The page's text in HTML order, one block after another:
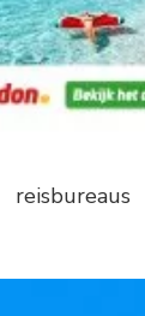
reisbureaus